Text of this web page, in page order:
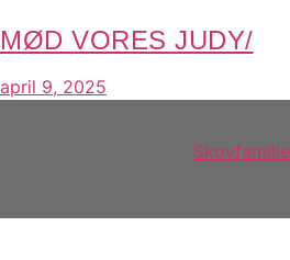
MØD VORES JUDY/
april 9, 2025